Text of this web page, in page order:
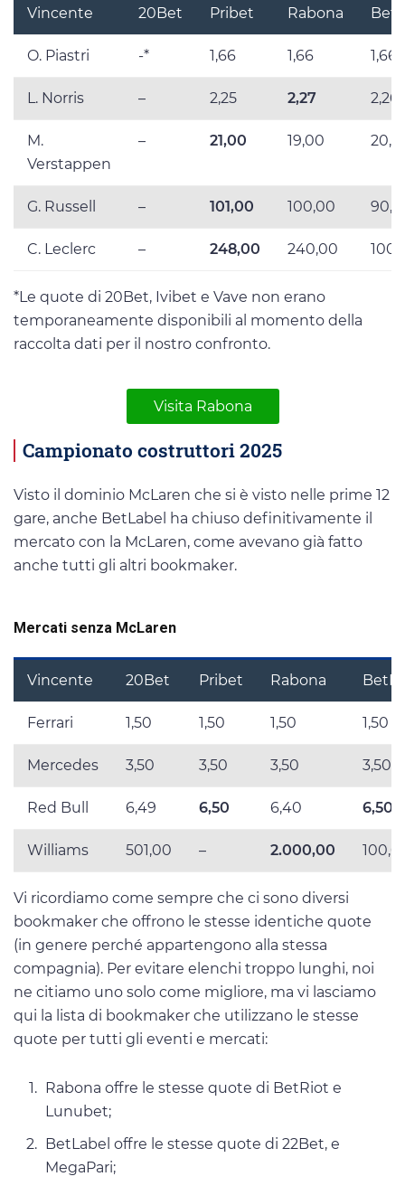
Vincente 20Bet Pribet Rabona
O. Piastri -* 1,66 1,66 1,66
L. Norris – 2,25 2,27 2,26
M.
Verstappen
– 21,00 19,00
G. Russell – 101,00 100,00
C. Leclerc – 248,00 240,00
*Le quote di 20Bet, Ivibet e Vave non erano
temporaneamente disponibili al momento della
raccolta dati per il nostro confronto.
Visita Rabona
Campionato costruttori 2025
Visto il dominio McLaren che si è visto nelle prime 12
gare, anche BetLabel ha chiuso definitivamente il
mercato con la McLaren, come avevano già fatto
anche tutti gli altri bookmaker.
Mercati senza McLaren
Vincente 20Bet Pribet Rabona
Ferrari 1,50 1,50 1,50 1,50
Mercedes 3,50 3,50 3,50 3,50
Red Bull 6,49 6,50 6,40 6,50
Williams 501,00 – 2.000,00
Vi ricordiamo come sempre che ci sono diversi
bookmaker che offrono le stesse identiche quote
(in genere perché appartengono alla stessa
compagnia). Per evitare elenchi troppo lunghi, noi
ne citiamo uno solo come migliore, ma vi lasciamo
qui la lista di bookmaker che utilizzano le stesse
quote per tutti gli eventi e mercati:
Rabona offre le stesse quote di BetRiot e
Lunubet;
BetLabel offre le stesse quote di 22Bet, e
MegaPari;